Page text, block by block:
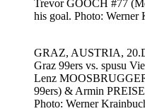
Trevor GOOCH #77
his goal. Photo: Werner
GRAZ, AUSTRIA,
Graz 99ers vs. spusu
Lenz
99ers) & Armin
Photo: Werner